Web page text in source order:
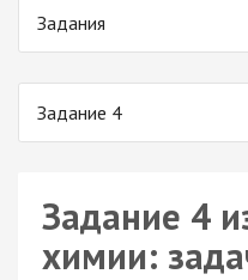
Задания
Задание 4
Задание 4
химии: